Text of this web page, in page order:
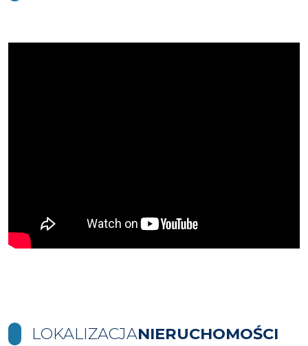
LOKALIZACJANIERUCHOMOŚCI